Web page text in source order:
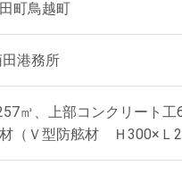
町鳥越町
港務所
㎥、上部コンクリート
（Ｖ型防舷材 Ｈ300×Ｌ